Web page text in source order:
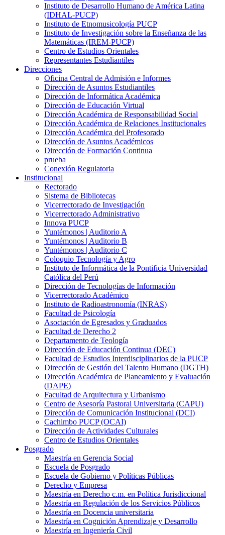
Instituto de Desarrollo Humano de América Latina
(IDHAL-PUCP)
Instituto de Etnomusicología PUCP
Instituto de Investigación sobre la Enseñanza de las
Matemáticas (IREM-PUCP)
Centro de Estudios Orientales
Representantes Estudiantiles
Direcciones
Oficina Central de Admisión e Informes
Dirección de Asuntos Estudiantiles
Dirección de Informática Académica
Dirección de Educación Virtual
Dirección Académica de Responsabilidad Social
Dirección Académica de Relaciones Institucionales
Dirección Académica del Profesorado
Dirección de Asuntos Académicos
Dirección de Formación Continua
prueba
Conexión Regulatoria
Institucional
Rectorado
Sistema de Bibliotecas
Vicerrectorado de Investigación
Vicerrectorado Administrativo
Innova PUCP
Yuntémonos | Auditorio A
Yuntémonos | Auditorio B
Yuntémonos | Auditorio C
Coloquio Tecnología y Agro
Instituto de Informática de la Pontificia Universidad
Católica del Perú
Dirección de Tecnologías de Información
Vicerrectorado Académico
Instituto de Radioastronomía (INRAS)
Facultad de Psicología
Asociación de Egresados y Graduados
Facultad de Derecho 2
Departamento de Teología
Dirección de Educación Continua (DEC)
Facultad de Estudios Interdisciplinarios de la PUCP
Dirección de Gestión del Talento Humano (DGTH)
Dirección Académica de Planeamiento y Evaluación
(DAPE)
Facultad de Arquitectura y Urbanismo
Centro de Asesoría Pastoral Universitaria (CAPU)
Dirección de Comunicación Institucional (DCI)
Cachimbo PUCP (OCAI)
Dirección de Actividades Culturales
Centro de Estudios Orientales
Posgrado
Maestría en Gerencia Social
Escuela de Posgrado
Escuela de Gobierno y Políticas Públicas
Derecho y Empresa
Maestría en Derecho c.m. en Política Jurisdiccional
Maestría en Regulación de los Servicios Públicos
Maestría en Docencia universitaria
Maestría en Cognición Aprendizaje y Desarrollo
Maestría en Ingeniería Civil